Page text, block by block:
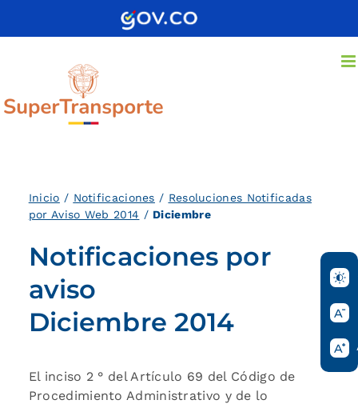
Inicio / Notificaciones / Resoluciones Notificadas
por Aviso Web 2014 / Diciembre
Notificaciones por
aviso
Diciembre 2014
El inciso 2 ° del Artículo 69 del Código de
Procedimiento Administrativo y de lo